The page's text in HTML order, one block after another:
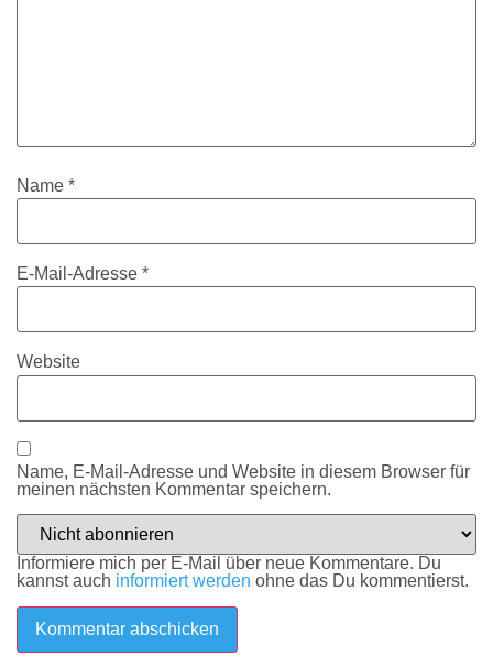
Name *
E-Mail-Adresse *
Website
Name, E-Mail-Adresse und Website in diesem Browser für
meinen nächsten Kommentar speichern.
Informiere mich per E-Mail über neue Kommentare. Du
kannst auch informiert werden ohne das Du kommentierst.